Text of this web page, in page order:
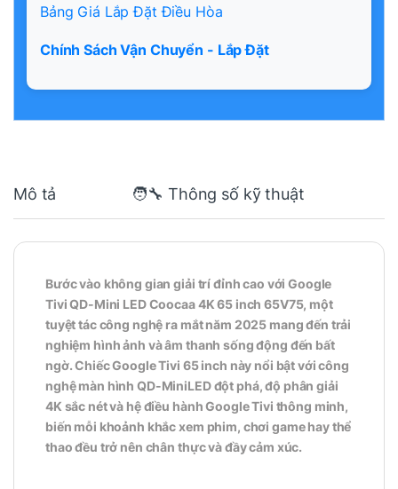
Bảng Giá Lắp Đặt Điều Hòa
Chính Sách Vận Chuyển - Lắp Đặt
Mô tả 🧑‍🔧 Thông số kỹ thuật
Bước vào không gian giải trí đỉnh cao với Google
Tivi QD-Mini LED Coocaa 4K 65 inch 65V75, một
tuyệt tác công nghệ ra mắt năm 2025 mang đến trải
nghiệm hình ảnh và âm thanh sống động đến bất
ngờ. Chiếc Google Tivi 65 inch này nổi bật với công
nghệ màn hình QD-MiniLED đột phá, độ phân giải
4K sắc nét và hệ điều hành Google Tivi thông minh,
biến mỗi khoảnh khắc xem phim, chơi game hay thể
thao đều trở nên chân thực và đầy cảm xúc.